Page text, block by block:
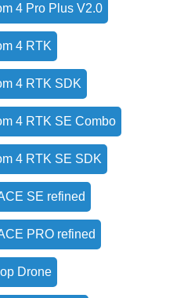
4 Pro Plus V2.0
4 RTK
4 RTK SDK
4 RTK SE Combo
4 RTK SE SDK
SE refined
PRO refined
Drone